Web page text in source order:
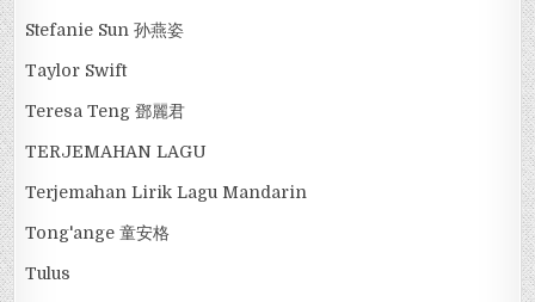
Stefanie Sun 孙燕姿
Taylor Swift
Teresa Teng 鄧麗君
TERJEMAHAN LAGU
Terjemahan Lirik Lagu Mandarin
Tong'ange 童安格
Tulus